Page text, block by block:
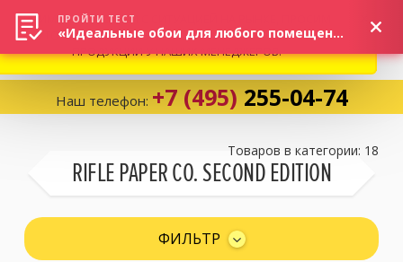
Избранное:0 товаров
Наш телефон: +7 (495) 255-04-74
RIFLE PAPER CO. SECOND EDITION
Товаров в категории: 18
ФИЛЬТР
ВНИМАНИЕ! В СВЯЗИ С СИТУАЦИЕЙ НА РЫНКЕ, ПРОСИМ
УТОЧНЯТЬ АКТУАЛЬНУЮ СТОИМОСТЬ И НАЛИЧИЕ
ПРОДУКЦИИ У НАШИХ МЕНЕДЖЕРОВ.
ПРОЙТИ ТЕСТ
«Идеальные обои для любого помещения!»